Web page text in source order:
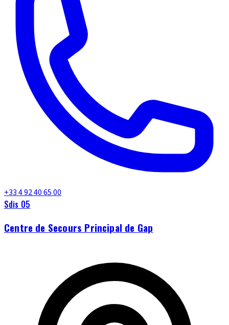
+33 4 92 40 65 00
Sdis 05
Centre de Secours Principal de Gap